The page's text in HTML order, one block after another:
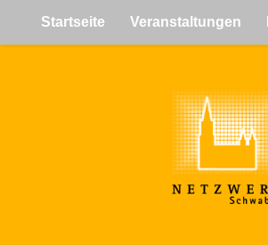
Zum Inhalt springen
Startseite Veranstaltungen